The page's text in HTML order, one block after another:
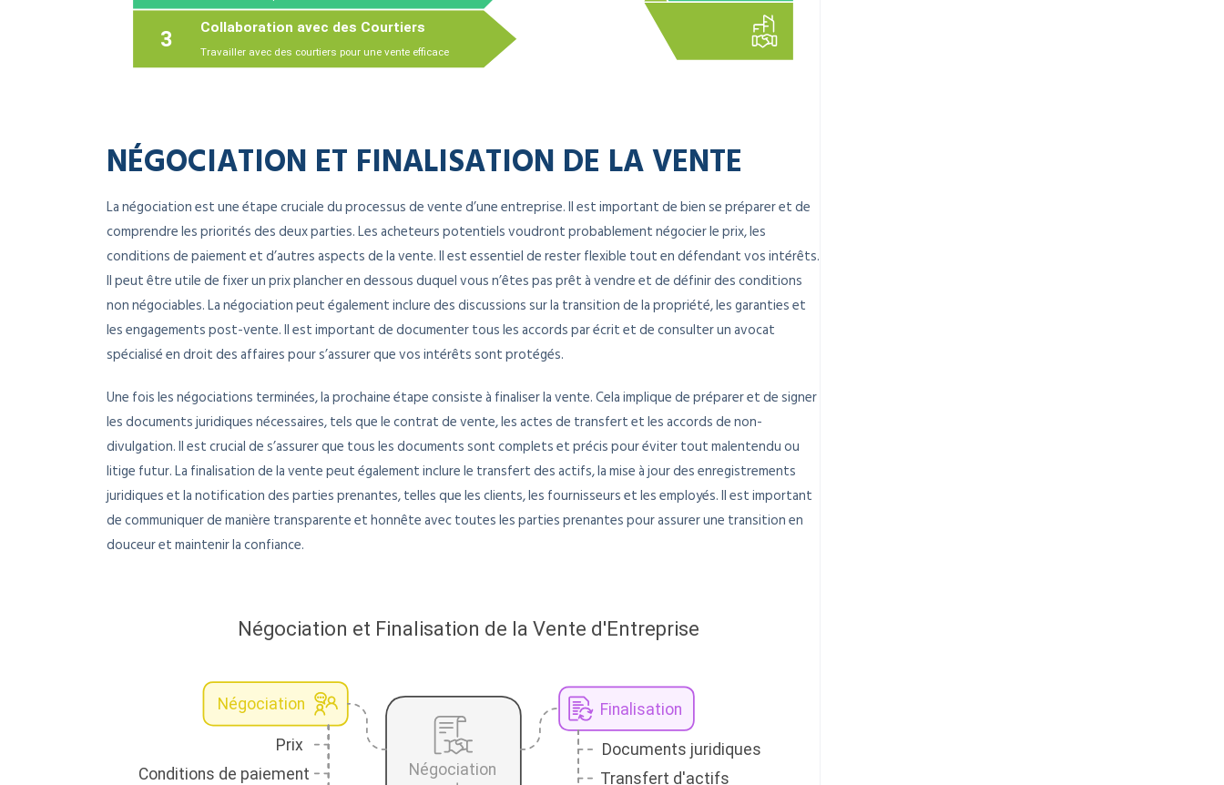
NÉGOCIATION ET FINALISATION DE LA VENTE
La négociation est une étape cruciale du processus de vente d’une entreprise. Il est important de bien se préparer et de
comprendre les priorités des deux parties. Les acheteurs potentiels voudront probablement négocier le prix, les
conditions de paiement et d’autres aspects de la vente. Il est essentiel de rester flexible tout en défendant vos intérêts.
Il peut être utile de fixer un prix plancher en dessous duquel vous n’êtes pas prêt à vendre et de définir des conditions
non négociables. La négociation peut également inclure des discussions sur la transition de la propriété, les garanties et
les engagements post-vente. Il est important de documenter tous les accords par écrit et de consulter un avocat
spécialisé en droit des affaires pour s’assurer que vos intérêts sont protégés.
Une fois les négociations terminées, la prochaine étape consiste à finaliser la vente. Cela implique de préparer et de signer
les documents juridiques nécessaires, tels que le contrat de vente, les actes de transfert et les accords de non-
divulgation. Il est crucial de s’assurer que tous les documents sont complets et précis pour éviter tout malentendu ou
litige futur. La finalisation de la vente peut également inclure le transfert des actifs, la mise à jour des enregistrements
juridiques et la notification des parties prenantes, telles que les clients, les fournisseurs et les employés. Il est important
de communiquer de manière transparente et honnête avec toutes les parties prenantes pour assurer une transition en
douceur et maintenir la confiance.